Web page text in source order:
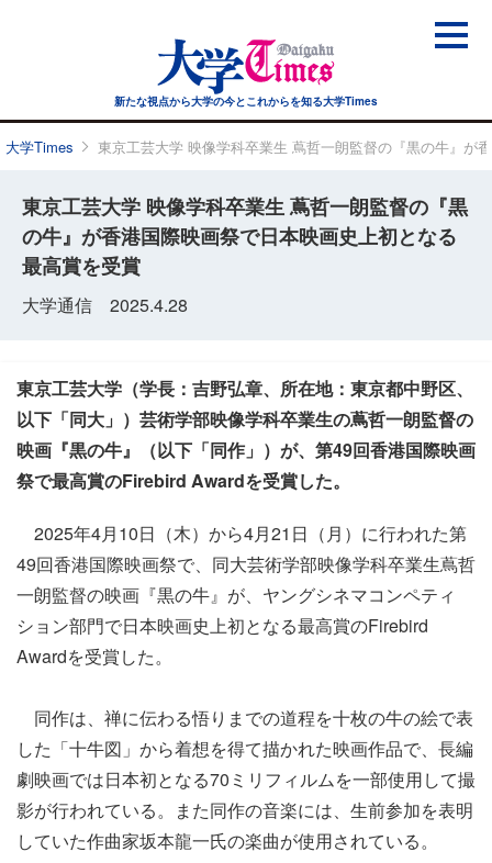
新たな視点から大学の今とこれからを知る大学Times
大学Times 東京工芸大学 映像学科卒業生 蔦哲一朗監督の『黒の牛』が
東京工芸大学 映像学科卒業生 蔦哲一朗監督の『黒
の牛』が香港国際映画祭で日本映画史上初となる
最高賞を受賞
大学通信 2025.4.28
東京工芸大学（学長：吉野弘章、所在地：東京都中野区、
以下「同大」）芸術学部映像学科卒業生の蔦哲一朗監督の
映画『黒の牛』（以下「同作」）が、第49回香港国際映画
祭で最高賞のFirebird Awardを受賞した。
2025年4月10日（木）から4月21日（月）に行われた第
49回香港国際映画祭で、同大芸術学部映像学科卒業生蔦哲
一朗監督の映画『黒の牛』が、ヤングシネマコンペティ
ション部門で日本映画史上初となる最高賞のFirebird
Awardを受賞した。
同作は、禅に伝わる悟りまでの道程を十枚の牛の絵で表
した「十牛図」から着想を得て描かれた映画作品で、長編
劇映画では日本初となる70ミリフィルムを一部使用して撮
影が行われている。また同作の音楽には、生前参加を表明
していた作曲家坂本龍一氏の楽曲が使用されている。